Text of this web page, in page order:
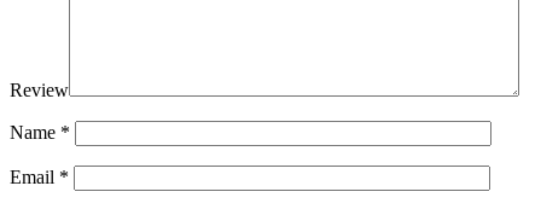
Review
Name *
Email *